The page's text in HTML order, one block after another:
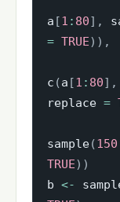
a [1 : 80] ,
= TRUE) ) ,
c (a [1 : 80] ,
replace =
sample(150
TRUE) )
b <-